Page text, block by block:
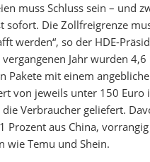
muss Schluss sein – und
sofort. Die Zollfreigrenze
werden“, so der HDE-
Jahr wurden 4,6
Pakete mit einem
von jeweils unter 150 Euro
Verbraucher geliefert.
Prozent aus China,
wie Temu und Shein.